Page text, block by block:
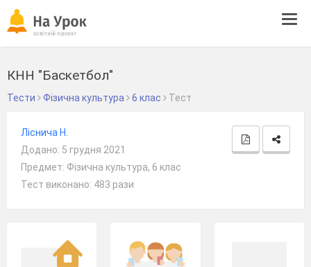
КНН "Баскетбол"
Тести Фізична культура 6 клас Тест
Ліснича Н.
Додано: 5 грудня 2021
Предмет: Фізична культура, 6 клас
Тест виконано: 483 рази